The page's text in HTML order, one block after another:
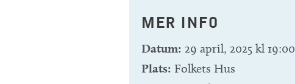
MER INFO
Datum: 29 april, 2025 kl 19:00
Plats: Folkets Hus